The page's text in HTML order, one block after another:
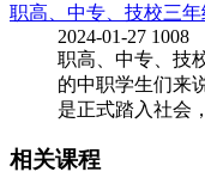
职高、中专、技校三
2024-01-27 1008
职高、中专、技
的中职学生们来
是正式踏入社会
相关课程